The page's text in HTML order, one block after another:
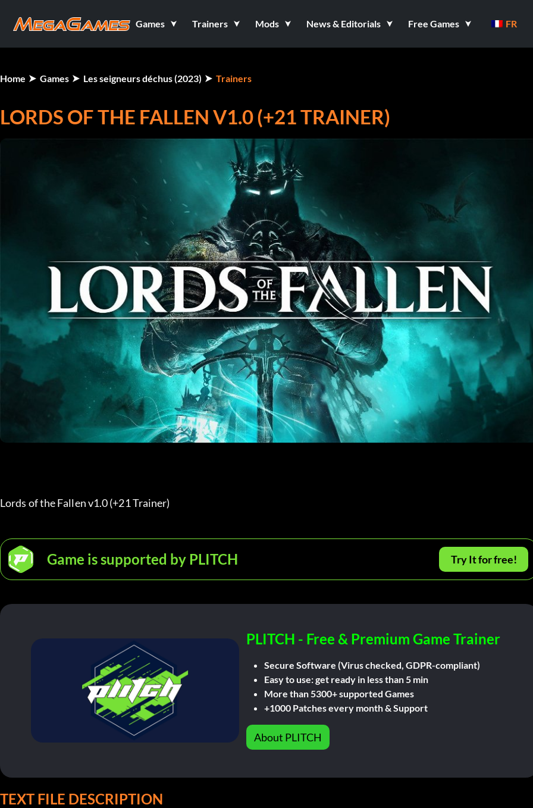
Games Trainers Mods News & Editorials Free Games FR
Home Games Les seigneurs déchus (2023) Trainers
LORDS OF THE FALLEN V1.0 (+21 TRAINER)
Lords of the Fallen v1.0 (+21 Trainer)
Game is supported by PLITCH Try It for free!
PLITCH - Free & Premium Game Trainer
Secure Software (Virus checked, GDPR-compliant)
Easy to use: get ready in less than 5 min
More than 5300+ supported Games
+1000 Patches every month & Support
About PLITCH
TEXT FILE DESCRIPTION